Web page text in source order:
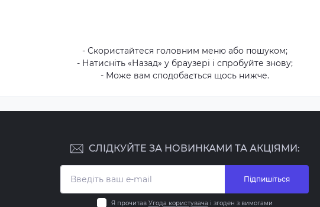
- Скористайтеся головним меню або пошуком;
- Натисніть «Назад» у браузері і спробуйте знову;
- Може вам сподобається щось нижче.
СЛІДКУЙТЕ ЗА НОВИНКАМИ ТА АКЦІЯМИ:
Підпишіться
Я прочитав Угода користувача і згоден з вимогами